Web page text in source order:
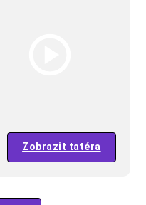
Zobrazit tatéra